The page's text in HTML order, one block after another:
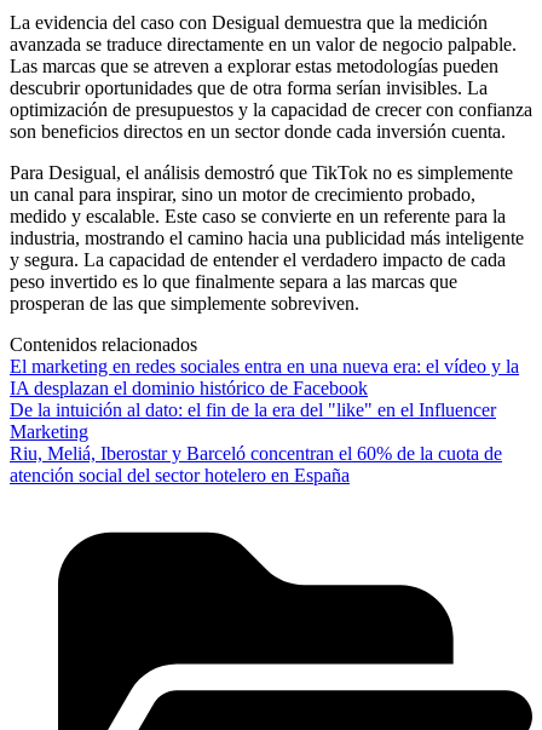
La evidencia del caso con Desigual demuestra que la medición
avanzada se traduce directamente en un valor de negocio palpable.
Las marcas que se atreven a explorar estas metodologías pueden
descubrir oportunidades que de otra forma serían invisibles. La
optimización de presupuestos y la capacidad de crecer con confianza
son beneficios directos en un sector donde cada inversión cuenta.
Para Desigual, el análisis demostró que TikTok no es simplemente
un canal para inspirar, sino un motor de crecimiento probado,
medido y escalable. Este caso se convierte en un referente para la
industria, mostrando el camino hacia una publicidad más inteligente
y segura. La capacidad de entender el verdadero impacto de cada
peso invertido es lo que finalmente separa a las marcas que
prosperan de las que simplemente sobreviven.
Contenidos relacionados
El marketing en redes sociales entra en una nueva era: el vídeo y la
IA desplazan el dominio histórico de Facebook
De la intuición al dato: el fin de la era del "like" en el Influencer
Marketing
Riu, Meliá, Iberostar y Barceló concentran el 60% de la cuota de
atención social del sector hotelero en España